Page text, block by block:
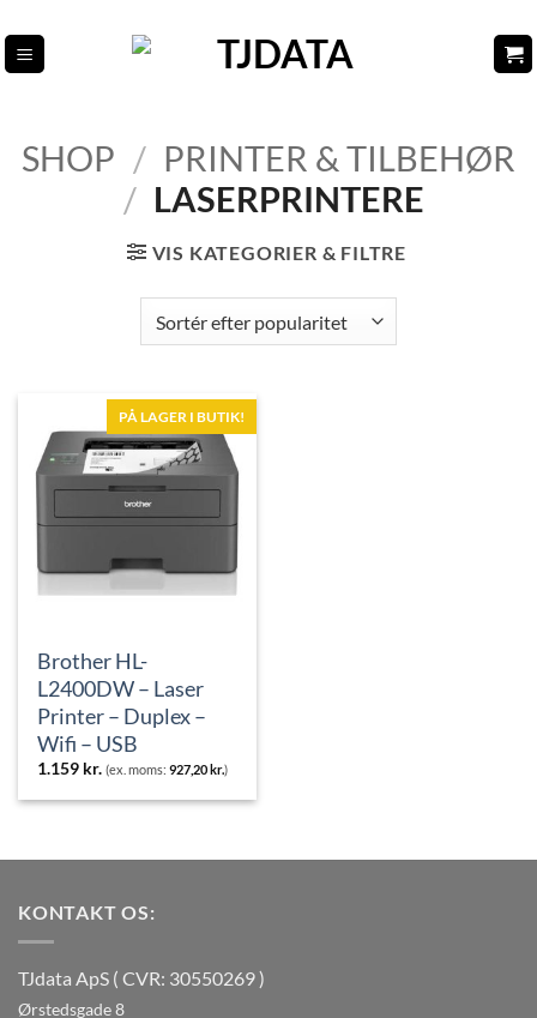
til
indhold
SHOP / PRINTER & TILBEHØR
/ LASERPRINTERE
VIS KATEGORIER & FILTRE
PÅ LAGER I BUTIK!
Brother HL-
L2400DW – Laser
Printer – Duplex –
Wifi – USB
1.159 kr. (ex. moms:927,20 kr.)
KONTAKT OS:
TJdata ApS ( CVR: 30550269 )
Ørstedsgade 8